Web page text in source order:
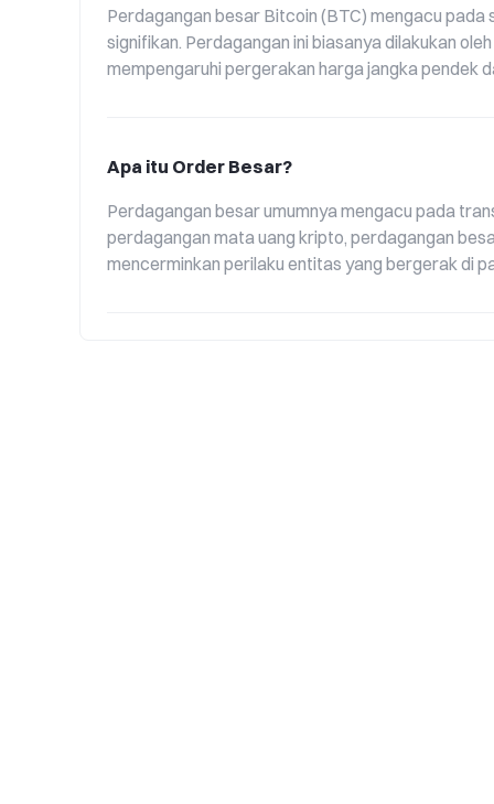
Perdagangan besar Bitcoin (BTC) mengacu
signifikan. Perdagangan ini biasanya dilakukan
mempengaruhi pergerakan harga jangka pendek
Apa itu Order Besar?
Perdagangan besar umumnya mengacu pada
perdagangan mata uang kripto, perdagangan
mencerminkan perilaku entitas yang bergerak di